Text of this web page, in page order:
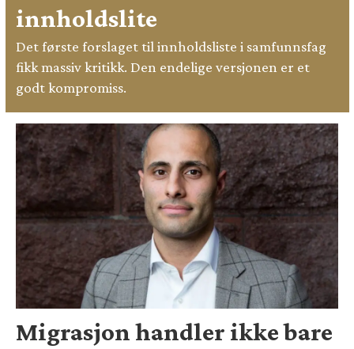
innholdslite
Det første forslaget til innholdsliste i samfunnsfag
fikk massiv kritikk. Den endelige versjonen er et
godt kompromiss.
Migrasjon handler ikke bare